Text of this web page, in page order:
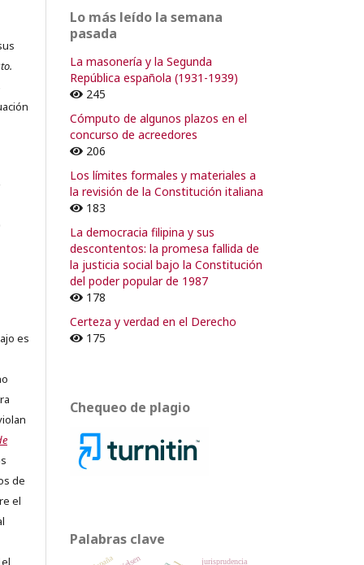
es
de
el
Lo más leído la semana
pasada
La masonería y la Segunda
República española (1931-1939)
245
Cómputo de algunos plazos en el
concurso de acreedores
206
Los límites formales y materiales a
la revisión de la Constitución italiana
183
La democracia filipina y sus
descontentos: la promesa fallida de
la justicia social bajo la Constitución
del poder popular de 1987
178
Certeza y verdad en el Derecho
175
Chequeo de plagio
Palabras clave
jurisprudencia